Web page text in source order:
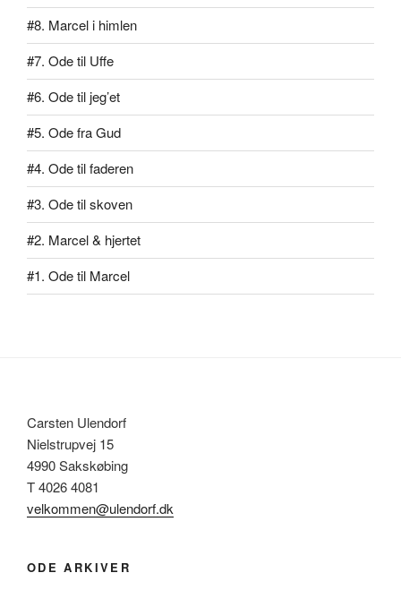
#8. Marcel i himlen
#7. Ode til Uffe
#6. Ode til jeg’et
#5. Ode fra Gud
#4. Ode til faderen
#3. Ode til skoven
#2. Marcel & hjertet
#1. Ode til Marcel
Carsten Ulendorf
Nielstrupvej 15
4990 Sakskøbing
T 4026 4081
velkommen@ulendorf.dk
ODE ARKIVER